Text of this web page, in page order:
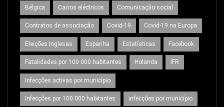
Bélgica Carros eléctricos Comunicação social
Contratos de associação Covid-19 Covid-19 na Europa
Eleições Inglesas Espanha Estatísticas Facebook
Fatalidades por 100 000 habitantes Holanda IFR
Infecções activas por município
Infecções por 100 000 habitantes infecções por município